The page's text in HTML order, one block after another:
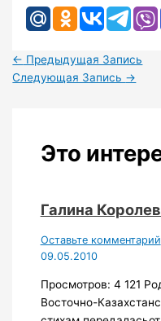
← Предыдущая Запись
Следующая Запись →
Это
Галина
Оставьте комментарий
09.05.2010
Просмотров: 4 121
Восточно-